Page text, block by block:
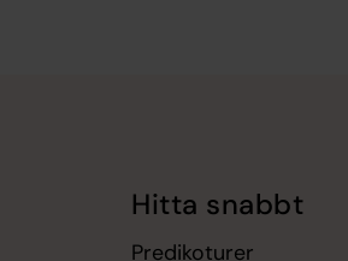
Hitta snabbt
Predikoturer